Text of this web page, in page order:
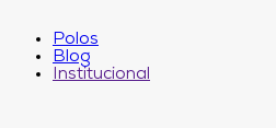
Polos
Blog
Institucional